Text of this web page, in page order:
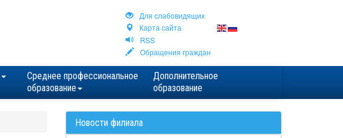
Для cлабовидящих
Карта сайта
RSS
Обращения граждан
Среднее профессиональное
образование
Дополнительное
образование
Новости филиала